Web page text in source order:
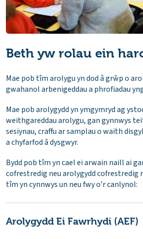
Beth yw rolau ein
Mae pob tîm arolygu yn dod â grŵp o
gwahanol arbenigeddau a phrofiadau
Mae pob arolygydd yn ymgymryd ag
weithgareddau arolygu, gan gynnwys
sesiynau, craffu ar samplau o waith
a chyfarfod â dysgwyr.
Bydd pob tîm yn cael ei arwain naill ai
cofrestredig neu arolygydd cofrestredig
tîm yn cynnwys un neu fwy o’r canlynol:
Arolygydd Ei Fawrhydi (AEF)